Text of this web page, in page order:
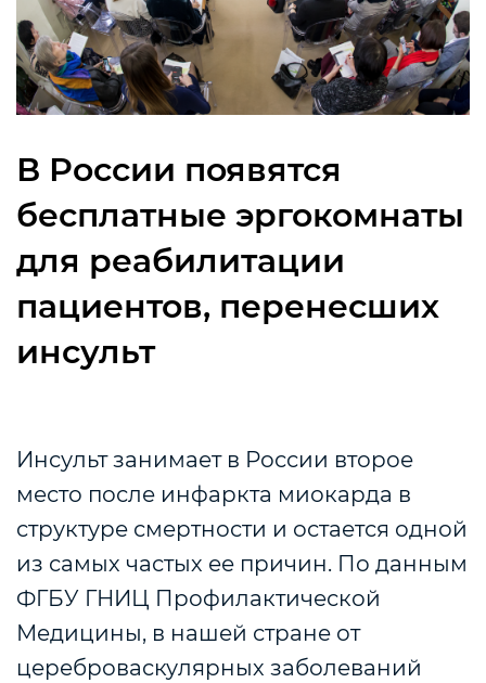
В России появятся
бесплатные эргокомнаты
для реабилитации
пациентов, перенесших
инсульт
Инсульт занимает в России второе
место после инфаркта миокарда в
структуре смертности и остается одной
из самых частых ее причин. По данным
ФГБУ ГНИЦ Профилактической
Медицины, в нашей стране от
цереброваскулярных заболеваний